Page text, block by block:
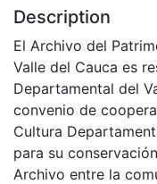
Description
El Archivo del
Valle del Cauca es
Departamental del
convenio de
Cultura
para su
Archivo entre la